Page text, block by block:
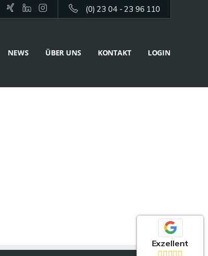
(0) 23 04 - 23 96 110
NEWS ÜBER UNS KONTAKT LOGIN
Exzellent